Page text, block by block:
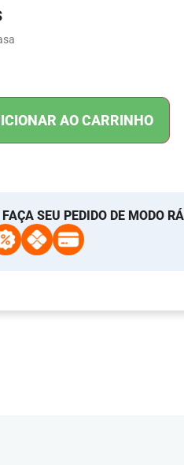
AO CARRINHO
FAÇA SEU PEDIDO DE MODO